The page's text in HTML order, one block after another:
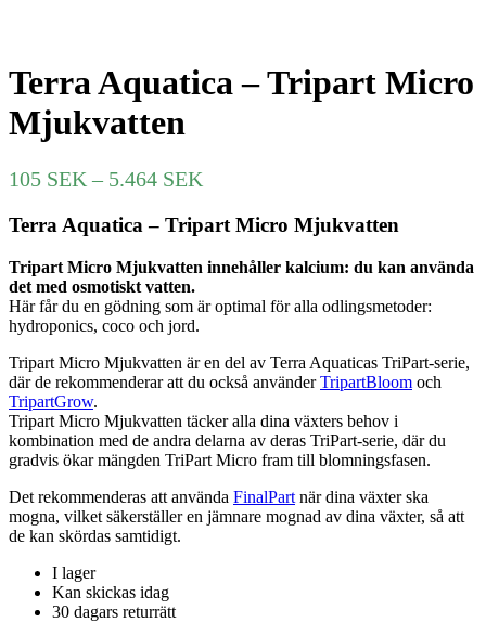
Terra Aquatica – Tripart Micro
Mjukvatten
105 SEK – 5.464 SEK
till
Terra Aquatica – Tripart Micro Mjukvatten
Tripart Micro Mjukvatten innehåller kalcium: du kan använda
det med osmotiskt vatten.
Här får du en gödning som är optimal för alla odlingsmetoder:
hydroponics, coco och jord.
Tripart Micro Mjukvatten är en del av Terra Aquaticas TriPart-serie,
där de rekommenderar att du också använderTripartBloom och
TripartGrow.
Tripart Micro Mjukvatten täcker alla dina växters behov i
kombination med de andra delarna av deras TriPart-serie, där du
gradvis ökar mängden TriPart Micro fram till blomningsfasen.
Det rekommenderas att använda FinalPart när dina växter ska
mogna, vilket säkerställer en jämnare mognad av dina växter, så att
de kan skördas samtidigt.
I lager
Kan skickas idag
30 dagars returrätt